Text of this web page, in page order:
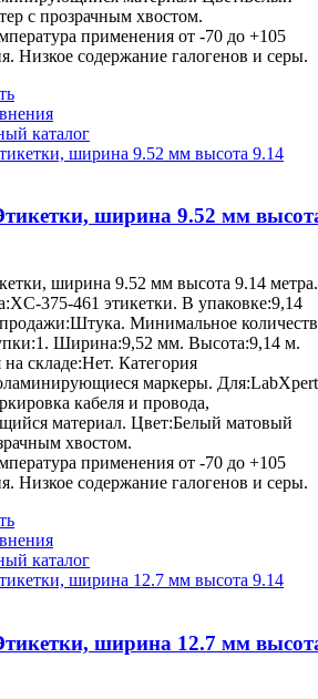
с прозрачным хвостом.
применения от -70 до +105
Низкое содержание галогенов и серы.
каталог
ширина 9.52 мм
ширина 9.52 мм высота 9.14 метра.
375-461 этикетки. В упаковке:9,14
Минимальное
Ширина:9,52 мм. Высота:9,14 м.
складе:Нет. Категория
маркеры.
кабеля и провода,
материал. Цвет:Белый матовый
хвостом.
применения от -70 до +105
Низкое содержание галогенов и серы.
каталог
ширина 12.7 мм